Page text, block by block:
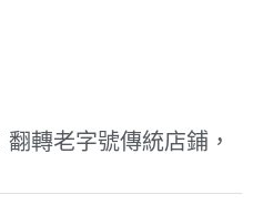
轉老字號傳統店鋪，